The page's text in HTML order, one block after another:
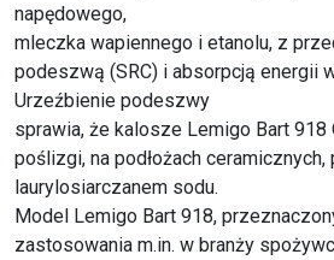
napędowego,
mleczka wapiennego i etanolu, z
podeszwą (SRC) i absorpcją energii
Urzeźbienie podeszwy
sprawia, że kalosze Lemigo Bart 918
poślizgi, na podłożach ceramicznych,
laurylosiarczanem sodu.
Model Lemigo Bart 918,
zastosowania m.in. w branży